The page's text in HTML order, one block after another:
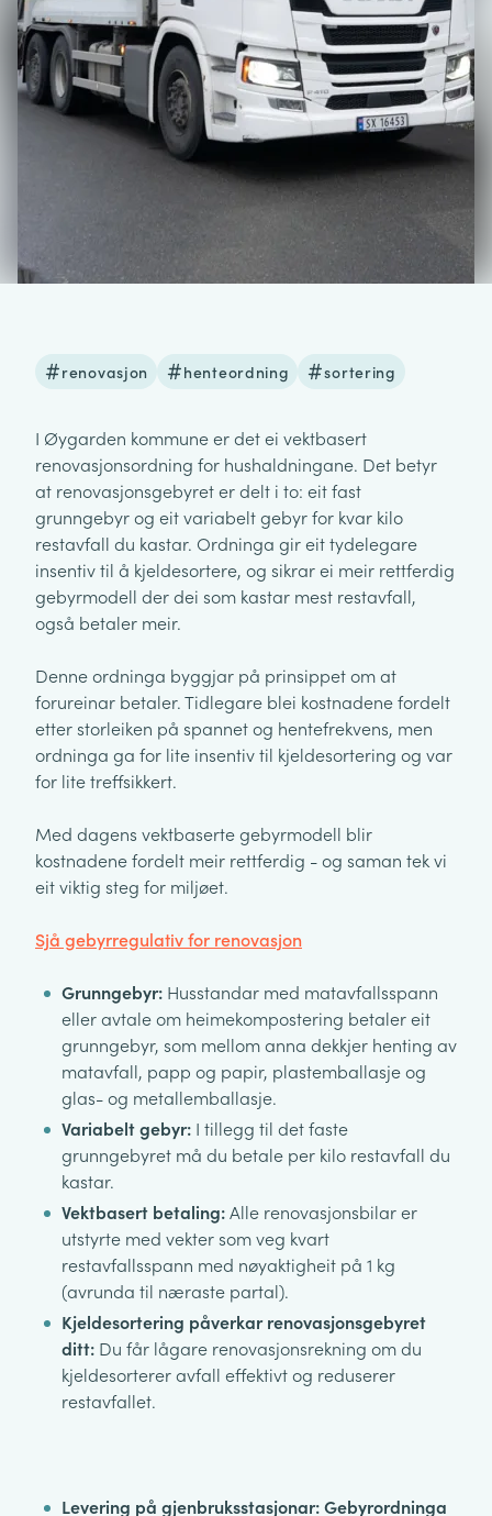
renovasjon henteordning sortering
I Øygarden kommune er det ei vektbasert
renovasjonsordning for hushaldningane. Det betyr
at renovasjonsgebyret er delt i to: eit fast
grunngebyr og eit variabelt gebyr for kvar kilo
restavfall du kastar. Ordninga gir eit tydelegare
insentiv til å kjeldesortere, og sikrar ei meir rettferdig
gebyrmodell der dei som kastar mest restavfall,
også betaler meir.
Denne ordninga byggjar på prinsippet om at
forureinar betaler. Tidlegare blei kostnadene fordelt
etter storleiken på spannet og hentefrekvens, men
ordninga ga for lite insentiv til kjeldesortering og var
for lite treffsikkert.
Med dagens vektbaserte gebyrmodell blir
kostnadene fordelt meir rettferdig - og saman tek vi
eit viktig steg for miljøet.
Sjå gebyrregulativ for renovasjon
Grunngebyr: Husstandar med matavfallsspann
eller avtale om heimekompostering betaler eit
grunngebyr, som mellom anna dekkjer henting av
matavfall, papp og papir, plastemballasje og
glas- og metallemballasje.
Variabelt gebyr: I tillegg til det faste
grunngebyret må du betale per kilo restavfall du
kastar.
Vektbasert betaling:Alle renovasjonsbilar er
utstyrte med vekter som veg kvart
restavfallsspann med nøyaktigheit på 1 kg
(avrunda til næraste partal).
Kjeldesortering påverkar renovasjonsgebyret
ditt: Du får lågare renovasjonsrekning om du
kjeldesorterer avfall effektivt og reduserer
restavfallet.
Levering på gjenbruksstasjonar: Gebyrordninga